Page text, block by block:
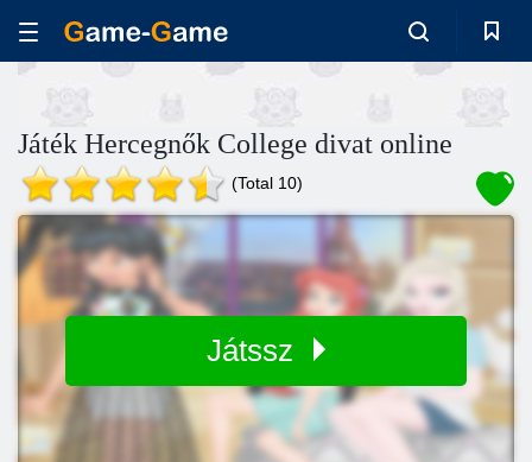
Játék Hercegnők College divat online
(Total 10)
Játssz